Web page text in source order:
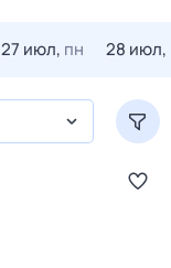
27 июл, пн 28 июл,